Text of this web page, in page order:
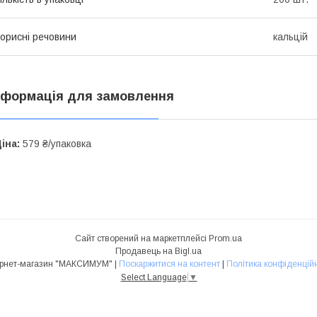
речовини кальцій
для замовлення
579 ₴/упаковка
Сайт створений на маркетплейсі Prom.ua
Продавець на Bigl.ua
Інтернет-магазин "МАКСИМУМ" | Поскаржитися на контент | Політика
Select Language ▼